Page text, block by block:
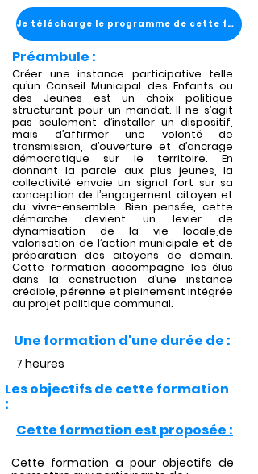
Je télécharge le programme de cette formation
Préambule :
Créer une instance participative telle
qu’un Conseil Municipal des Enfants ou
des Jeunes est un choix politique
structurant pour un mandat. Il ne s’agit
pas seulement d’installer un dispositif,
mais d’affirmer une volonté de
transmission, d’ouverture et d’ancrage
démocratique sur le territoire. En
donnant la parole aux plus jeunes, la
collectivité envoie un signal fort sur sa
conception de l’engagement citoyen et
du vivre-ensemble. Bien pensée, cette
démarche devient un levier de
dynamisation de la vie locale,de
valorisation de l’action municipale et de
préparation des citoyens de demain.
Cette formation accompagne les élus
dans la construction d’une instance
crédible, pérenne et pleinement intégrée
au projet politique communal.
Une formation d'une durée de :
7 heures
Les objectifs de cette formation
:
Cette formation est proposée :
Cette formation a pour objectifs de